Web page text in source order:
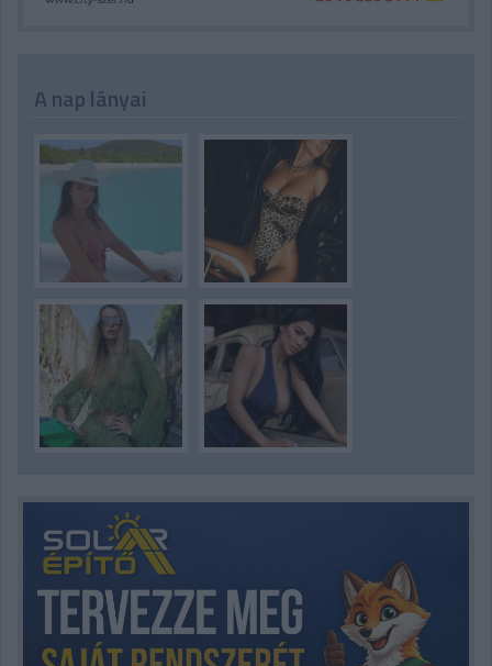
A nap lányai